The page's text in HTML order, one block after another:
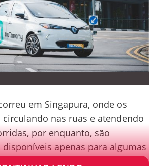
em Singapura, onde os
nas ruas e atendendo
por enquanto, são
apenas para algumas